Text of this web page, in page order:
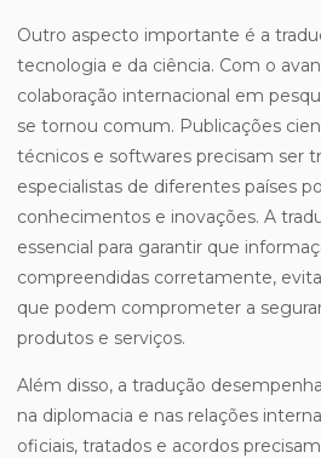
Outro aspecto importante é a
tecnologia e da ciência. Com o
colaboração internacional em
se tornou comum. Publicações
técnicos e softwares precisam ser
especialistas de diferentes países
conhecimentos e inovações. A
essencial para garantir que
compreendidas corretamente,
que podem comprometer a
produtos e serviços.
Além disso, a tradução
na diplomacia e nas relações
oficiais, tratados e acordos